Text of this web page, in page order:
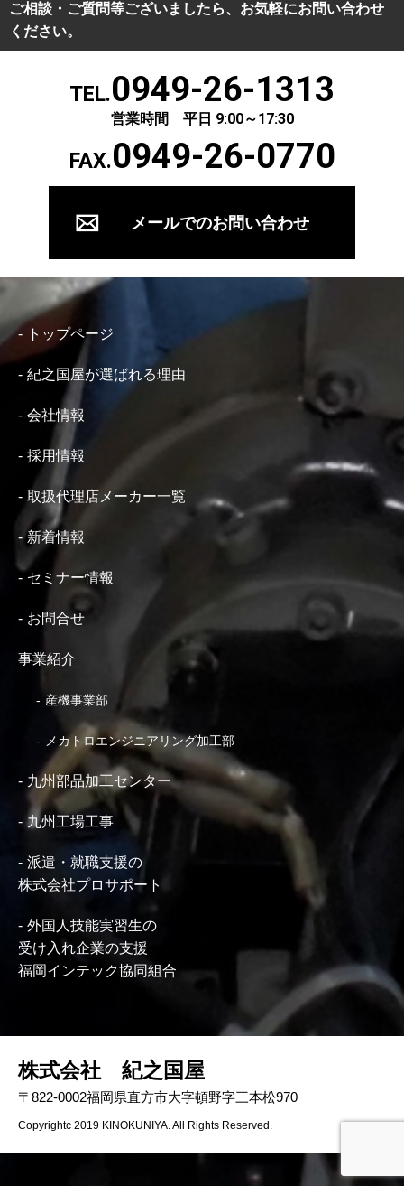
ご相談・ご質問等ございましたら、お気軽にお問い合わせ
ください。
TEL.0949-26-1313
営業時間 平日 9:00～17:30
FAX.0949-26-0770
メールでのお問い合わせ
トップページ
紀之国屋が選ばれる理由
会社情報
採用情報
取扱代理店メーカー一覧
新着情報
セミナー情報
お問合せ
事業紹介
産機事業部
メカトロエンジニアリング加工部
九州部品加工センター
九州工場工事
派遣・就職支援の
株式会社プロサポート
外国人技能実習生の
受け入れ企業の支援
福岡インテック協同組合
株式会社 紀之国屋
〒822-0002福岡県直方市大字頓野字三本松970
Copyrightc 2019 KINOKUNIYA. All Rights Reserved.